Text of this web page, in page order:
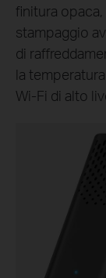
finitura
stampaggio
di
la
Wi-Fi di alto